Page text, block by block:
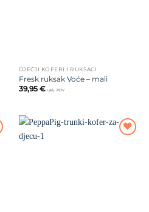
DJEČJI KOFERI I RUKSACI
Fresk ruksak Voće – mali
39,95 € uklj. PDV